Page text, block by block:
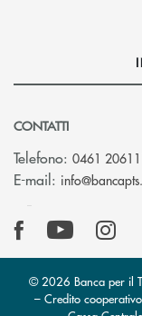
CONTATTI
Telefono: 0461
E-mail:
© 2026 Banca per il
– Credito